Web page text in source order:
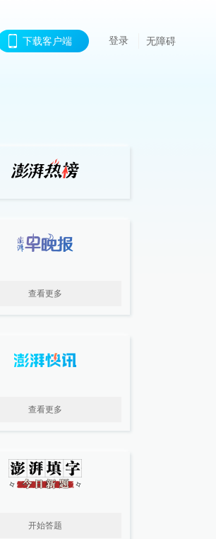
下载客户端 登录 无障碍
查看更多
查看更多
开始答题